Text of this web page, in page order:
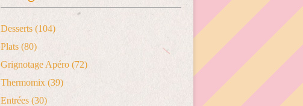
Desserts (104)
Plats (80)
Grignotage Apéro (72)
Thermomix (39)
Entrées (30)